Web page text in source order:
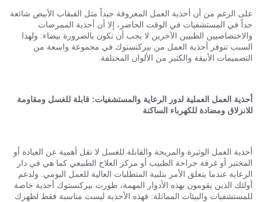
على الرغم من أن أحذية العمل المعروفة جيداً مثل القبقاب الأبيض شائعة
جداً في المستشفيات في الوقت الحاضر، إلا أن أحذية الممرضات
والاختصاصيين الطبيين الآخرين لا يجب أن تكون بالضرورة بيضاء: ولهذا
السبب تتوفر أحذية العمل من بيركنستوك في مجموعة واسعة من
التصميمات الأنيقة والكثير من الألوان المختلفة.
أحذية العمل العملية لدور الرعاية والمستشفيات: قابلة للغسل ومقاومة
للانزلاق ومضادة للكهرباء الساكنة
أحذية العمل الوثيرة والمريحة والقابلة للغسل لا تقل أهمية عن العيادة أو
المختبر أو غرفة جراحة الطبيب أو مركز العلاج الطبيعي كما هي في دار
الرعاية عندما يتعلق الأمر بتلبية المتطلبات العالية للعمل اليومي. ولدعم
أولئك الذين يقومون بهذه الأدوار المهمة، طورت بيركنستوك أحذية خاصة
للمستشفيات والبيئات المماثلة: فهذه الأحذية ليست مناسبة فقط لظهرك